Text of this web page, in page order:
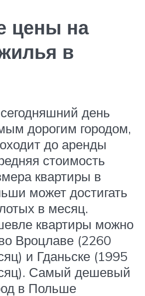
цены на
в
день
дорогим городом,
до аренды
стоимость
квартиры в
может достигать
в месяц.
квартиры можно
Вроцлаве (2260
и Гданьске (1995
Самый дешевый
в Польше